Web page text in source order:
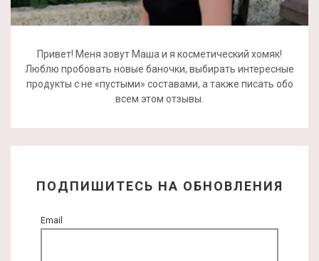
Привет! Меня зовут Маша и я косметический хомяк!
Люблю пробовать новые баночки, выбирать интересные
продукты с не «пустыми» составами, а также писать обо
всем этом отзывы.
ПОДПИШИТЕСЬ НА ОБНОВЛЕНИЯ
Email